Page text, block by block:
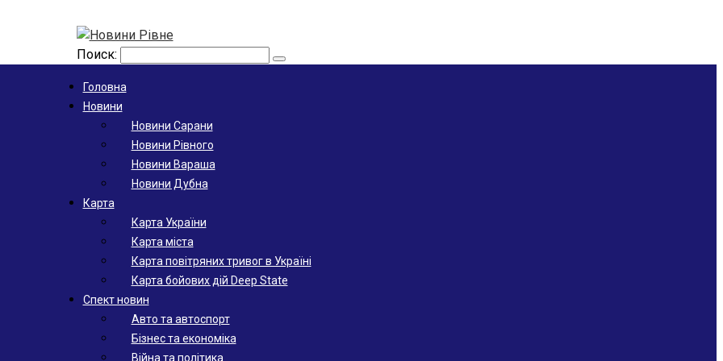
Поиск:
Головна
Новини
Новини Сарани
Новини Рівного
Новини Вараша
Новини Дубна
Карта
Карта України
Карта міста
Карта повітряних тривог в Україні
Карта бойових дій Deep State
Спект новин
Авто та автоспорт
Бізнес та економіка
Війна та політика